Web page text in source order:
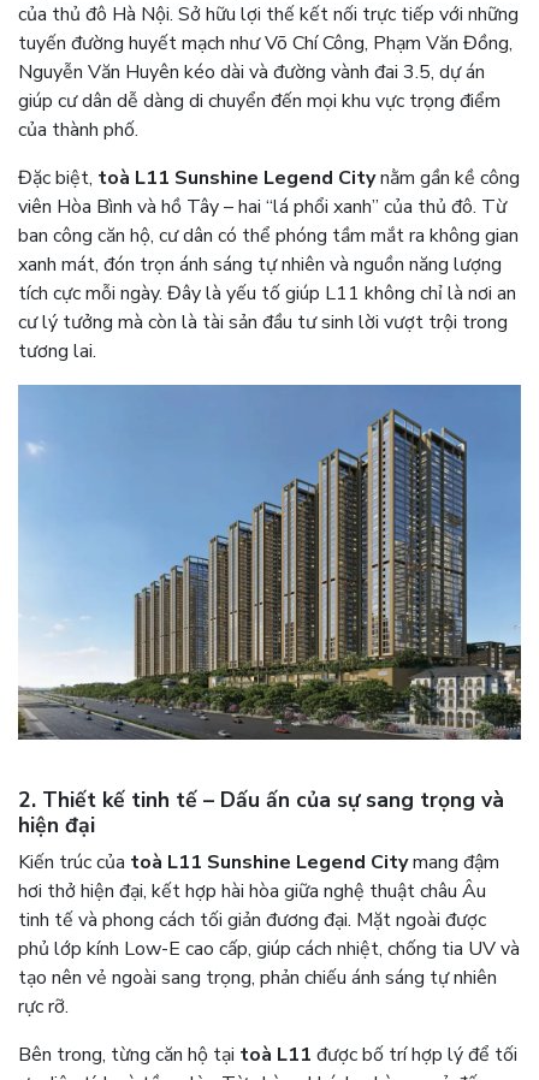
của thủ đô Hà Nội. Sở hữu lợi thế kết nối trực tiếp với những
tuyến đường huyết mạch như Võ Chí Công, Phạm Văn Đồng,
Nguyễn Văn Huyên kéo dài và đường vành đai 3.5, dự án
giúp cư dân dễ dàng di chuyển đến mọi khu vực trọng điểm
của thành phố.
Đặc biệt, toà L11 Sunshine Legend Citynằm gần kề công
viên Hòa Bình và hồ Tây – hai “lá phổi xanh” của thủ đô. Từ
ban công căn hộ, cư dân có thể phóng tầm mắt ra không gian
xanh mát, đón trọn ánh sáng tự nhiên và nguồn năng lượng
tích cực mỗi ngày. Đây là yếu tố giúp L11 không chỉ là nơi an
cư lý tưởng mà còn là tài sản đầu tư sinh lời vượt trội trong
tương lai.
2. Thiết kế tinh tế – Dấu ấn của sự sang trọng và
hiện đại
Kiến trúc của toà L11 Sunshine Legend Citymang đậm
hơi thở hiện đại, kết hợp hài hòa giữa nghệ thuật châu Âu
tinh tế và phong cách tối giản đương đại. Mặt ngoài được
phủ lớp kính Low-E cao cấp, giúp cách nhiệt, chống tia UV và
tạo nên vẻ ngoài sang trọng, phản chiếu ánh sáng tự nhiên
rực rỡ.
Bên trong, từng căn hộ tại toà L11 được bố trí hợp lý để tối